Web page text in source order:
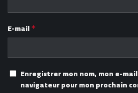
E-mail *
Enregistrer mon nom, mon e-
navigateur pour mon prochain